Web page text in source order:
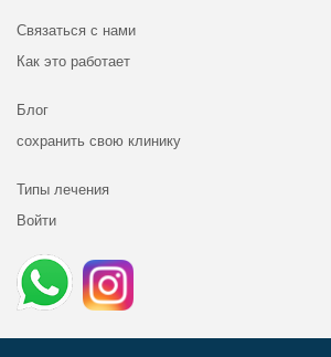
Связаться с нами
Как это работает
Блог
сохранить свою клинику
Типы лечения
Войти